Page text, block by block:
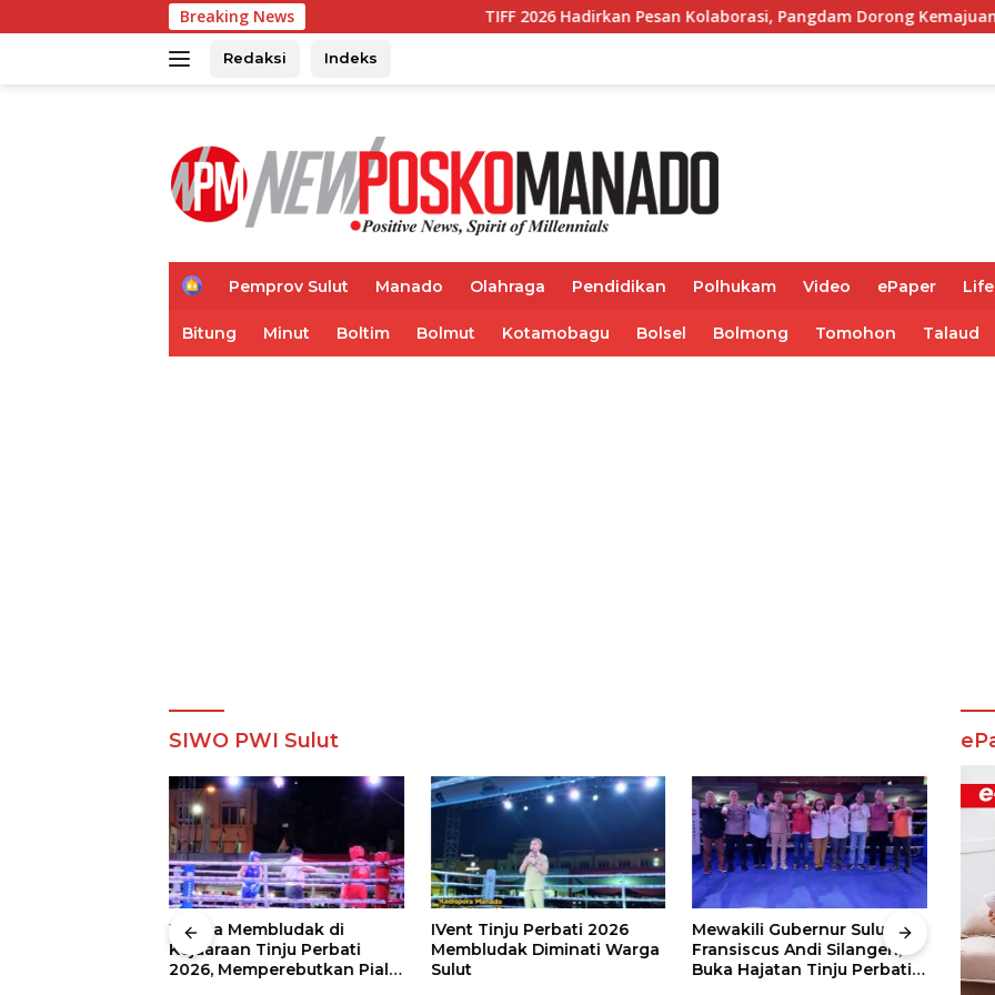
ke
Breaking News TIFF 2026 Hadirkan Pesan Kolaborasi, Pangdam Dorong Kemajuan Sulut
Redaksi Indeks
H
e
Pemprov Sulut Manado Olahraga Pendidikan Polhukam Video ePaper
Bitung Minut Boltim Bolmut Kotamobagu Bolsel Bolmong Tomohon Talaud
SIWO PWI Sulut
Warga Membludak di
Kejuaraan Tinju Perbati
2026, Memperebutkan Piala
IVent Tinju Perbati 2026
Membludak Diminati Warga
Sulut
Mewakili Gubernur Sulut, dr
Fransiscus Andi Silangen,
Buka Hajatan Tinju Perbati